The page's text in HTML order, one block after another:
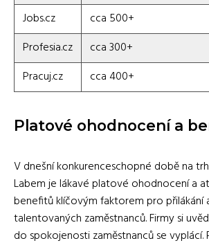
Jobs.cz cca 500+
Profesia.cz
cca 300+
Pracuj.cz
cca 400+
Platové ohodnocení a
V dnešní konkurenceschopné době na
Labem je lákavé platové ohodnocení a
benefitů klíčovým faktorem pro přilákání
talentovaných zaměstnanců. Firmy si
do spokojenosti zaměstnanců se